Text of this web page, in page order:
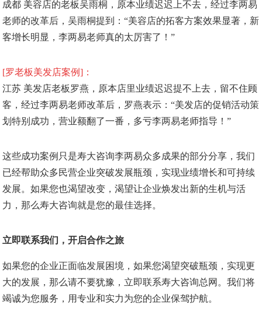
成都 美容店的老板吴雨桐，原本业绩迟迟上不去，经过李两易
老师的改革后，吴雨桐提到：“美容店的拓客方案效果显著，新
客增长明显，李两易老师真的太厉害了！”
[罗老板美发店案例]：
江苏 美发店老板罗燕，原本店里业绩迟迟提不上去，留不住顾
客，经过李两易老师改革后，罗燕表示：“美发店的促销活动策
划特别成功，营业额翻了一番，多亏李两易老师指导！”
这些成功案例只是寿大咨询李两易众多成果的部分分享，我们
已经帮助众多民营企业突破发展瓶颈，实现业绩增长和可持续
发展。如果您也渴望改变，渴望让企业焕发出新的生机与活
力，那么寿大咨询就是您的最佳选择。
立即联系我们，开启合作之旅
如果您的企业正面临发展困境，如果您渴望突破瓶颈，实现更
大的发展，那么请不要犹豫，立即联系寿大咨询总网。我们将
竭诚为您服务，用专业和实力为您的企业保驾护航。